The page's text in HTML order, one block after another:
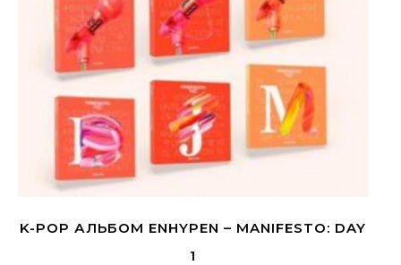
K-POP АЛЬБОМ ENHYPEN – MANIFESTO: DAY
1